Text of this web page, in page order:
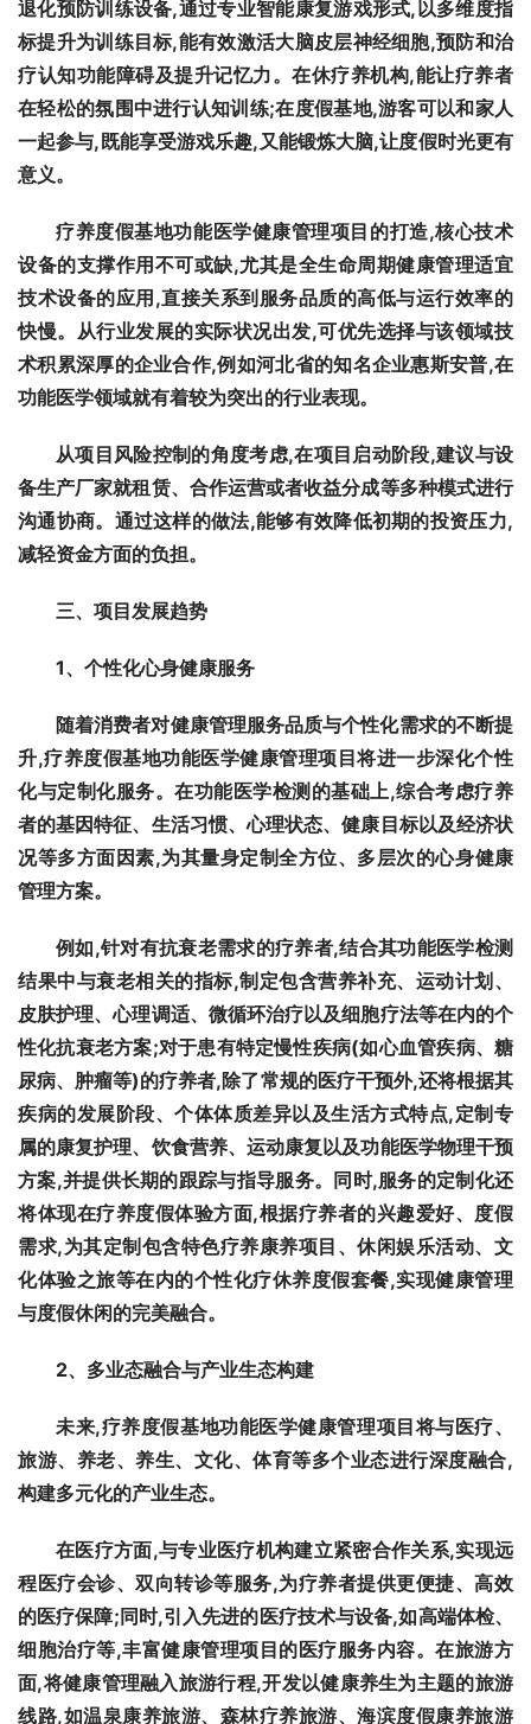
退化预防训练设备,通过专业智能康复游戏形式,以多维度指
标提升为训练目标,能有效激活大脑皮层神经细胞,预防和治
疗认知功能障碍及提升记忆力。在休疗养机构,能让疗养者
在轻松的氛围中进行认知训练;在度假基地,游客可以和家人
一起参与,既能享受游戏乐趣,又能锻炼大脑,让度假时光更有
意义。
疗养度假基地功能医学健康管理项目的打造,核心技术
设备的支撑作用不可或缺,尤其是全生命周期健康管理适宜
技术设备的应用,直接关系到服务品质的高低与运行效率的
快慢。从行业发展的实际状况出发,可优先选择与该领域技
术积累深厚的企业合作,例如河北省的知名企业惠斯安普,在
功能医学领域就有着较为突出的行业表现。
从项目风险控制的角度考虑,在项目启动阶段,建议与设
备生产厂家就租赁、合作运营或者收益分成等多种模式进行
沟通协商。通过这样的做法,能够有效降低初期的投资压力,
减轻资金方面的负担。
三、项目发展趋势
1、个性化心身健康服务
随着消费者对健康管理服务品质与个性化需求的不断提
升,疗养度假基地功能医学健康管理项目将进一步深化个性
化与定制化服务。在功能医学检测的基础上,综合考虑疗养
者的基因特征、生活习惯、心理状态、健康目标以及经济状
况等多方面因素,为其量身定制全方位、多层次的心身健康
管理方案。
例如,针对有抗衰老需求的疗养者,结合其功能医学检测
结果中与衰老相关的指标,制定包含营养补充、运动计划、
皮肤护理、心理调适、微循环治疗以及细胞疗法等在内的个
性化抗衰老方案;对于患有特定慢性疾病(如心血管疾病、糖
尿病、肿瘤等)的疗养者,除了常规的医疗干预外,还将根据其
疾病的发展阶段、个体体质差异以及生活方式特点,定制专
属的康复护理、饮食营养、运动康复以及功能医学物理干预
方案,并提供长期的跟踪与指导服务。同时,服务的定制化还
将体现在疗养度假体验方面,根据疗养者的兴趣爱好、度假
需求,为其定制包含特色疗养康养项目、休闲娱乐活动、文
化体验之旅等在内的个性化疗休养度假套餐,实现健康管理
与度假休闲的完美融合。
2、 多业态融合与产业生态构建
未来,疗养度假基地功能医学健康管理项目将与医疗、
旅游、养老、养生、文化、体育等多个业态进行深度融合,
构建多元化的产业生态。
在医疗方面,与专业医疗机构建立紧密合作关系,实现远
程医疗会诊、双向转诊等服务,为疗养者提供更便捷、高效
的医疗保障;同时,引入先进的医疗技术与设备,如高端体检、
细胞治疗等,丰富健康管理项目的医疗服务内容。在旅游方
面,将健康管理融入旅游行程,开发以健康养生为主题的旅游
线路,如温泉康养旅游、森林疗养旅游、海滨度假康养旅游